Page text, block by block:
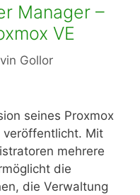
Manager –
VE
Gollor
seines Proxmox
veröffentlicht. Mit
mehrere
die
die Verwaltung